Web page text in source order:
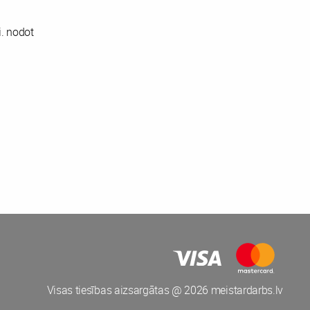
nodot
Visas tiesības aizsargātas @ 2026 meistardarbs.lv